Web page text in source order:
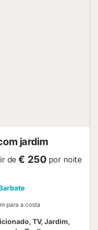
jardim
de € 250 por noite
para a costa
TV, Jardim,